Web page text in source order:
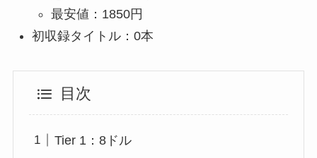
最安値：1850円
初収録タイトル：0本
目次
Tier 1：8ドル